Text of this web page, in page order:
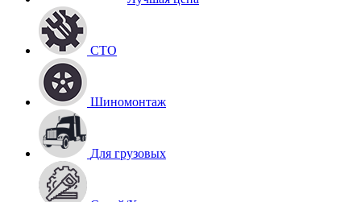
СТО
Шиномонтаж
Для грузовых